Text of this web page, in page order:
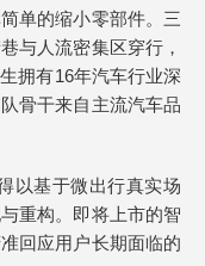
单的缩小零部件。三
与人流密集区穿行，
拥有16年汽车行业深
骨干来自主流汽车品
以基于微出行真实场
重构。即将上市的智
回应用户长期面临的